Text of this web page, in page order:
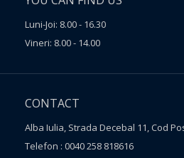
Luni-Joi: 8.00 - 16.30
Vineri: 8.00 - 14.00
CONTACT
Alba Iulia, Strada Decebal 11, Cod
Telefon : 0040 258 818616